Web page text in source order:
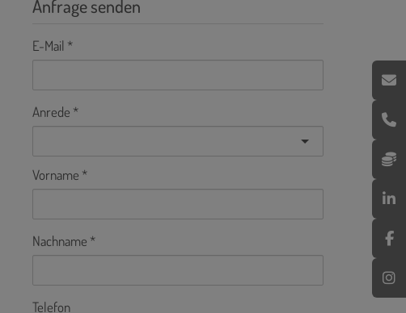
Anfrage senden
E-Mail
Anrede
Vorname
Nachname
Telefon